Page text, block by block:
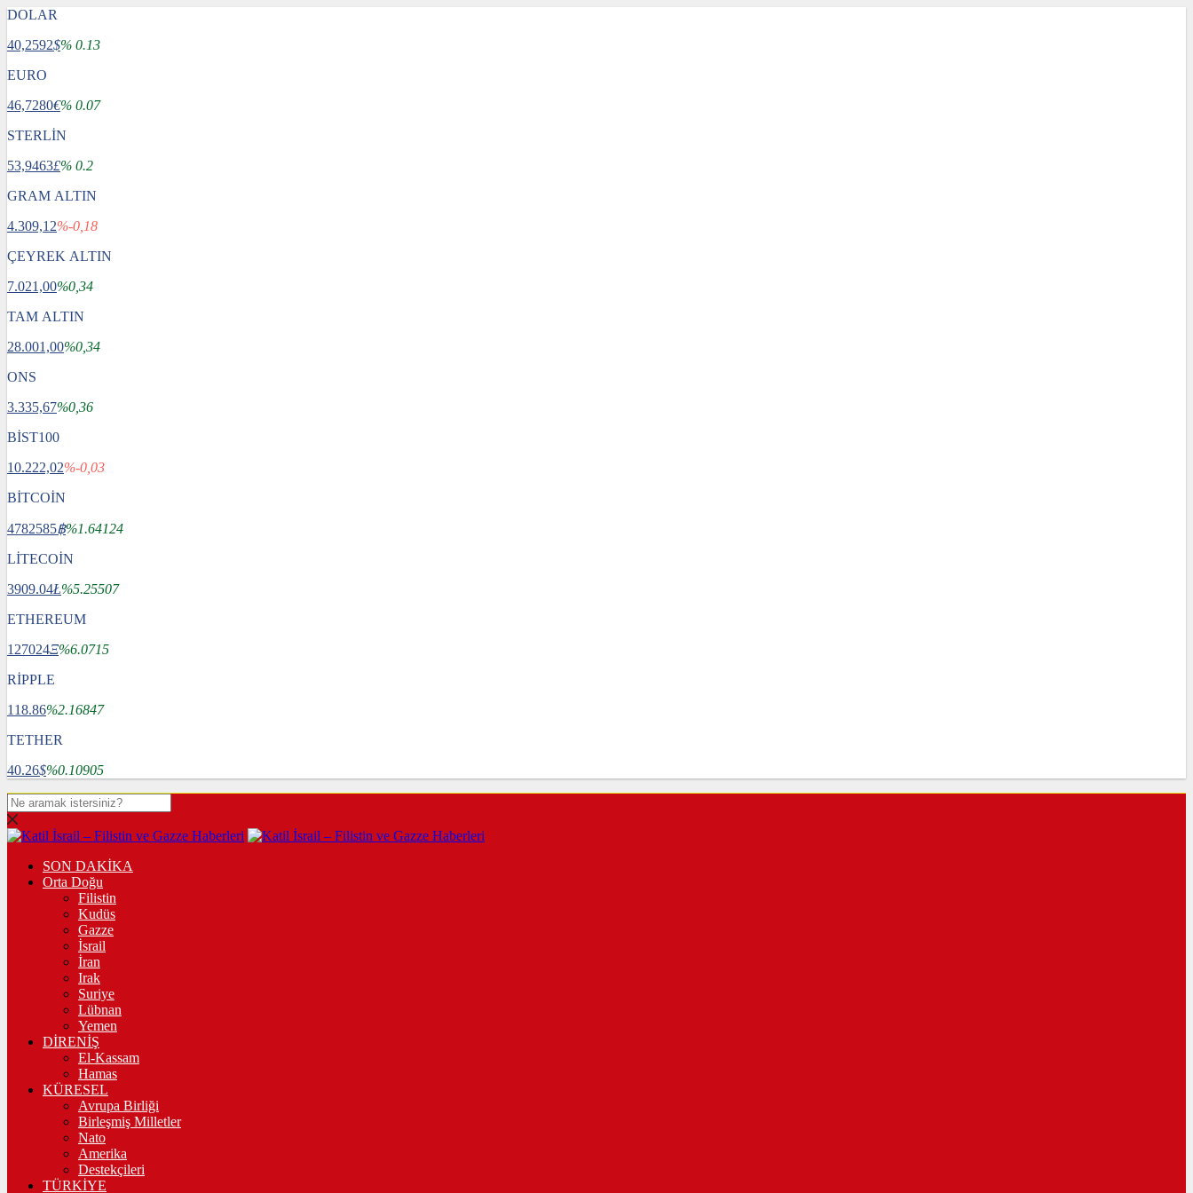
DOLAR
40,2592$% 0.13
EURO
46,7280€% 0.07
STERLİN
53,9463£% 0.2
GRAM ALTIN
4.309,12%-0,18
ÇEYREK ALTIN
7.021,00%0,34
TAM ALTIN
28.001,00%0,34
ONS
3.335,67%0,36
BİST100
10.222,02%-0,03
BİTCOİN
4782585฿%1.64124
LİTECOİN
3909.04Ł%5.25507
ETHEREUM
127024Ξ%6.0715
RİPPLE
118.86%2.16847
TETHER
40.26$%0.10905
SON DAKİKA
Orta Doğu
Filistin
Kudüs
Gazze
İsrail
İran
Irak
Suriye
Lübnan
Yemen
DİRENİŞ
El-Kassam
Hamas
KÜRESEL
Avrupa Birliği
Birleşmiş Milletler
Nato
Amerika
Destekçileri
TÜRKİYE